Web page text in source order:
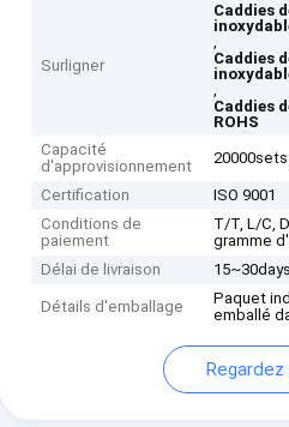
Surligner
Caddies
,
Caddies
,
Caddies
ROHS
Capacité
d'approvisionnement
Certification
ISO 9001
Conditions de
paiement
T/T, L/C,
gramme
Délai de livraison
15~30days
Détails d'emballage
Paquet
emballé
Regardez